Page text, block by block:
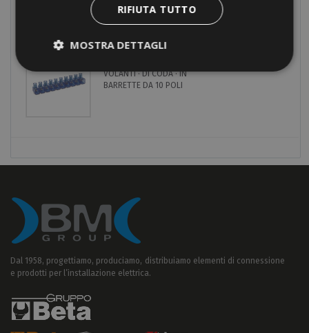
PREISOLATI · CAVO SINGOLO
VOLANTI · DI CODA · IN
BARRETTE DA 10 POLI
Dal 1958, progettiamo, produciamo, distribuiamo elementi di connessione
e prodotti per l’installazione elettrica.
RIFIUTA TUTTO
MOSTRA DETTAGLI